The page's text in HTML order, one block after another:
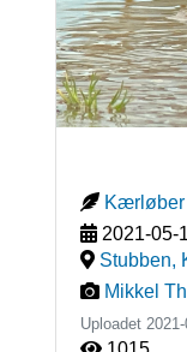
Kærløber
2021-05-
Stubben,
Mikkel
Uploadet